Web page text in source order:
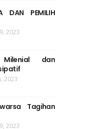
DAN PEMILIH
2023
dan
2023
Tagihan
2023